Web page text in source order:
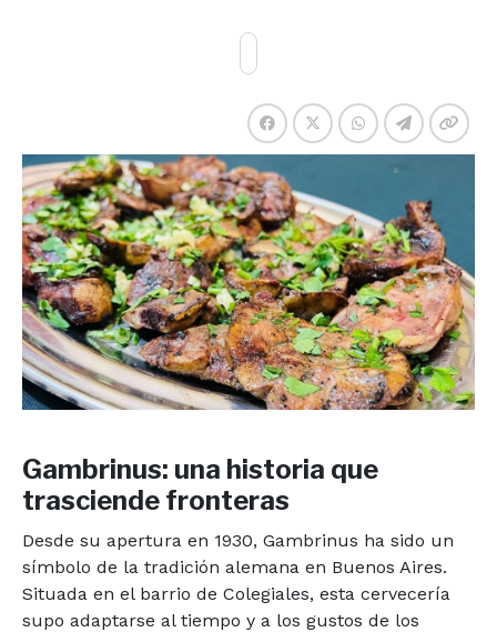
Gambrinus: una historia que
trasciende fronteras
Desde su apertura en 1930, Gambrinus ha sido un
símbolo de la tradición alemana en Buenos Aires.
Situada en el barrio de Colegiales, esta cervecería
supo adaptarse al tiempo y a los gustos de los